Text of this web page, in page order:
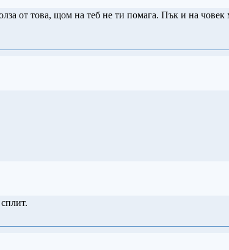
от това, щом на теб не ти помага. Пък и на